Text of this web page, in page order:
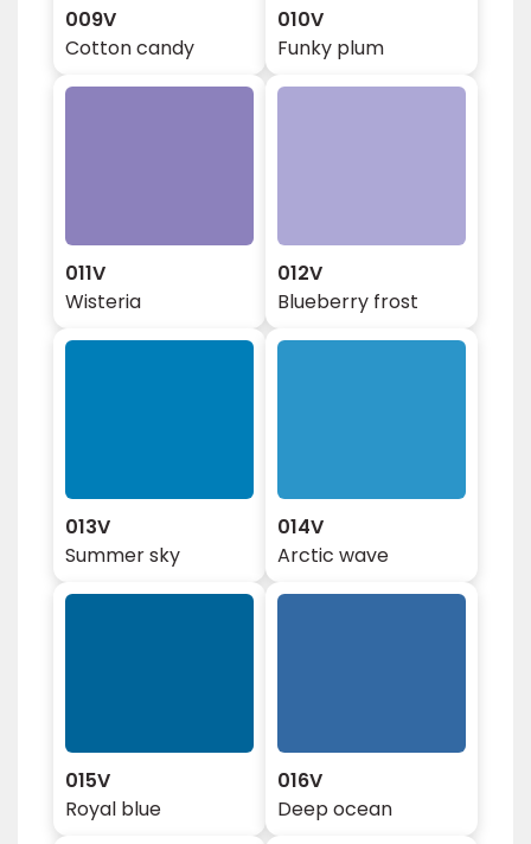
009V
Cotton candy
010V
Funky plum
011V
Wisteria
012V
Blueberry frost
013V
Summer sky
014V
Arctic wave
015V
Royal blue
016V
Deep ocean